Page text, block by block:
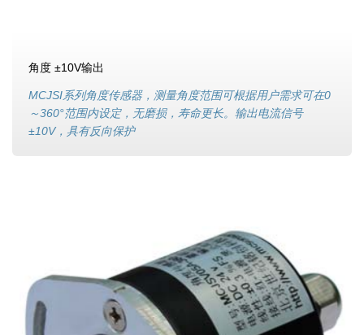
角度 ±10V输出
MCJSI系列角度传感器，测量角度范围可根据用户需求可在0
～360°范围内设定，无磨损，寿命更长。输出电流信号
±10V，具有反向保护